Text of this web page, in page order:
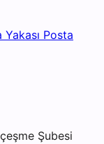
Posta
Şubesi